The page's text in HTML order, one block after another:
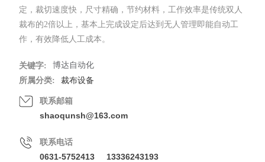
定，裁切速度快，尺寸精确，节约材料，工作效率是传统双人
裁布的2倍以上，基本上完成设定后达到无人管理即能自动工
作，有效降低人工成本。
关键字:
博达自动化
所属分类:
裁布设备
联系邮箱
shaoqunsh@163.com
联系电话
0631-5752413
13336243193